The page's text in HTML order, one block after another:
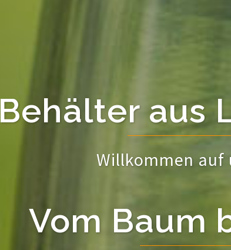
Behälter aus
Willkommen auf
Vom Baum